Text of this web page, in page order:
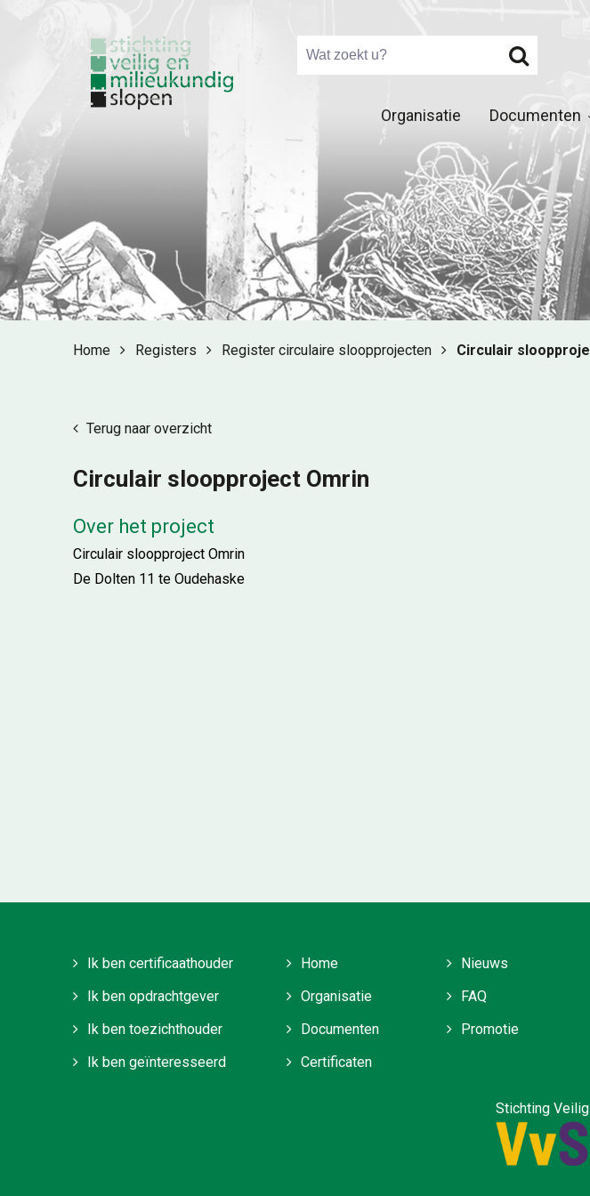
Organisatie Documenten
Home Registers Register circulaire sloopprojecten Circulair
Terug naar overzicht
Circulair sloopproject Omrin
Over het project
Circulair sloopproject Omrin
De Dolten 11 te Oudehaske
Ik ben certificaathouder
Ik ben opdrachtgever
Ik ben toezichthouder
Ik ben geïnteresseerd
Home
Organisatie
Documenten
Certificaten
Nieuws
FAQ
Promotie
Stichting Veilig en Milieukundig